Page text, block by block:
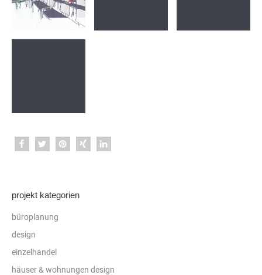
projekt kategorien
büroplanung
design
einzelhandel
häuser & wohnungen design